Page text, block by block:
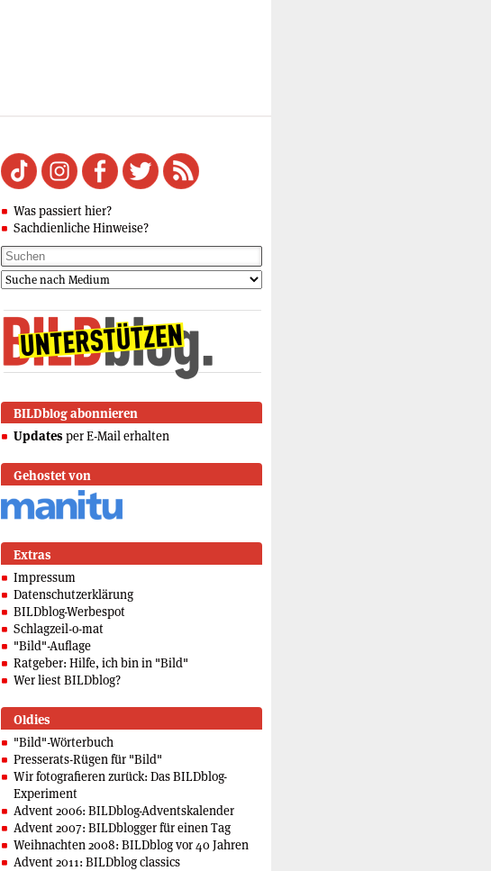
Was passiert hier?
Sachdienliche Hinweise?
BILDblog abonnieren
Updates per E-Mail erhalten
Gehostet von
Extras
Impressum
Datenschutzerklärung
BILDblog-Werbespot
Schlagzeil-o-mat
"Bild"-Auflage
Ratgeber: Hilfe, ich bin in "Bild"
Wer liest BILDblog?
Oldies
"Bild"-Wörterbuch
Presserats-Rügen für "Bild"
Wir fotografieren zurück: Das BILDblog-
Experiment
Advent 2006: BILDblog-Adventskalender
Advent 2007: BILDblogger für einen Tag
Weihnachten 2008: BILDblog vor 40 Jahren
Advent 2011: BILDblog classics